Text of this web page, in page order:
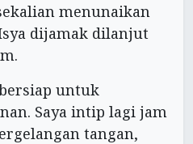
menunaikan
dijamak dilanjut
untuk
Saya intip lagi jam
tangan,